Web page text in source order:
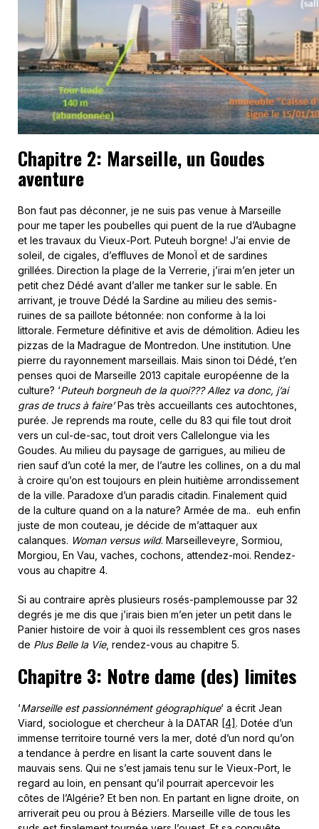
Chapitre 2: Marseille, un Goudes
aventure
Bon faut pas déconner, je ne suis pas venue à Marseille
pour me taper les poubelles qui puent de la rue d’Aubagne
et les travaux du Vieux-Port. Puteuh borgne! J’ai envie de
soleil, de cigales, d’effluves de MonoÏ et de sardines
grillées. Direction la plage de la Verrerie, j’irai m’en jeter un
petit chez Dédé avant d’aller me tanker sur le sable. En
arrivant, je trouve Dédé la Sardine au milieu des semis-
ruines de sa paillote bétonnée: non conforme à la loi
littorale. Fermeture définitive et avis de démolition. Adieu les
pizzas de la Madrague de Montredon. Une institution. Une
pierre du rayonnement marseillais. Mais sinon toi Dédé, t’en
penses quoi de Marseille 2013 capitale européenne de la
culture? ‘Puteuh borgneuh de la quoi??? Allez va donc, j’ai
gras de trucs à faire’Pas très accueillants ces autochtones,
purée. Je reprends ma route, celle du 83 qui file tout droit
vers un cul-de-sac, tout droit vers Callelongue via les
Goudes. Au milieu du paysage de garrigues, au milieu de
rien sauf d’un coté la mer, de l’autre les collines, on a du mal
à croire qu’on est toujours en plein huitième arrondissement
de la ville. Paradoxe d’un paradis citadin. Finalement quid
de la culture quand on a la nature? Armée de ma.. euh enfin
juste de mon couteau, je décide de m’attaquer aux
calanques. Woman versus wild. Marseilleveyre, Sormiou,
Morgiou, En Vau, vaches, cochons, attendez-moi. Rendez-
vous au chapitre 4.
Si au contraire après plusieurs rosés-pamplemousse par 32
degrés je me dis que j’irais bien m’en jeter un petit dans le
Panier histoire de voir à quoi ils ressemblent ces gros nases
de Plus Belle la Vie, rendez-vous au chapitre 5.
Chapitre 3: Notre dame (des) limites
‘Marseille est passionnément géographique‘ a écrit Jean
Viard, sociologue et chercheur à la DATAR [4] . Dotée d’un
immense territoire tourné vers la mer, doté d’un nord qu’on
a tendance à perdre en lisant la carte souvent dans le
mauvais sens. Qui ne s’est jamais tenu sur le Vieux-Port, le
regard au loin, en pensant qu’il pourrait apercevoir les
côtes de l’Algérie? Et ben non. En partant en ligne droite, on
arriverait peu ou prou à Béziers. Marseille ville de tous les